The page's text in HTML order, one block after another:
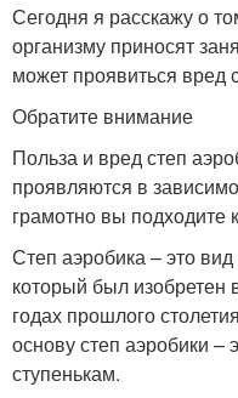
Сегодня я расскажу о
организму приносят
может проявиться вред
Обратите внимание
Польза и вред степ
проявляются в
грамотно вы подходите
Степ аэробика – это
который был
годах прошлого
основу степ аэробики –
ступенькам.